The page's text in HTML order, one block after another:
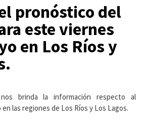
pronóstico del
este viernes
en Los Ríos y
nos brinda la información respecto al
las regiones de Los Ríos y Los Lagos.